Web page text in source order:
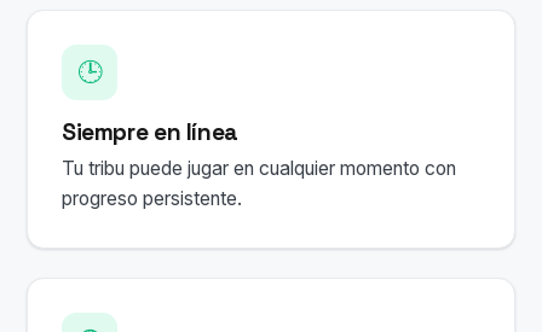
🕒
Siempre en línea
Tu tribu puede jugar en cualquier momento con
progreso persistente.